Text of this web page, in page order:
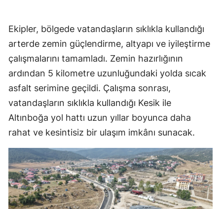
Ekipler, bölgede vatandaşların sıklıkla kullandığı
arterde zemin güçlendirme, altyapı ve iyileştirme
çalışmalarını tamamladı. Zemin hazırlığının
ardından 5 kilometre uzunluğundaki yolda sıcak
asfalt serimine geçildi. Çalışma sonrası,
vatandaşların sıklıkla kullandığı Kesik ile
Altınboğa yol hattı uzun yıllar boyunca daha
rahat ve kesintisiz bir ulaşım imkânı sunacak.